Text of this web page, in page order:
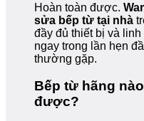
Hoàn toàn được.
sửa bếp từ tại nhà
đầy đủ thiết bị và
ngay trong lần hẹn
thường gặp.
Bếp từ hãng
được?